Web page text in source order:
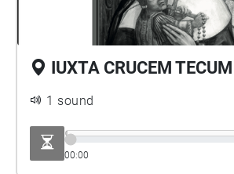
IUXTA CRUCEM
1 sound
00:00